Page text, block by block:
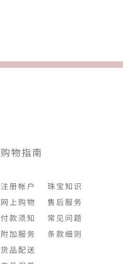
购物指南
注册帐户
网上购物
付款须知
附加服务
货品配送
珠宝知识
售后服务
常见问题
条款细则